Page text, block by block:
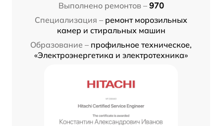
Выполнено ремонтов – 970
Специализация – ремонт морозильных
камер и стиральных машин
Образование – профильное техническое,
«Электроэнергетика и электротехника»